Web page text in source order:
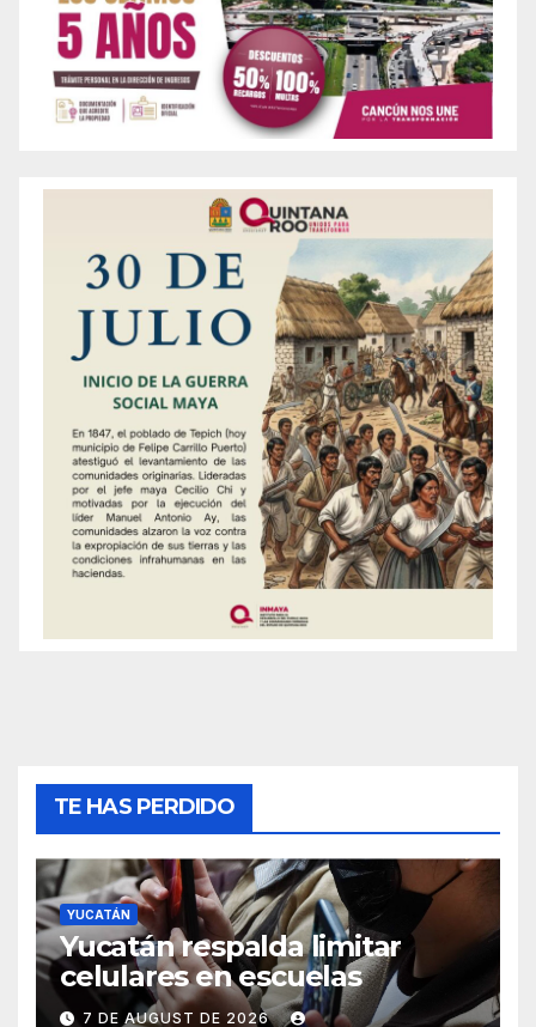
TE HAS PERDIDO
YUCATÁN
Yucatán respalda limitar
celulares en escuelas
7 DE AUGUST DE 2026